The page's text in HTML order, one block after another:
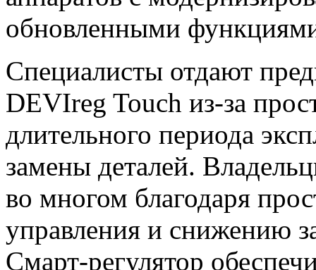
обновленными
Специалисты отдают
DEVIreg Touch из-за
длительного периода
замены деталей.
во многом благодаря
управления и снижению
Смарт-регулятор